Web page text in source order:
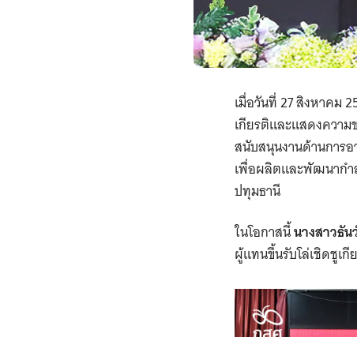
เมื่อวันที่ 27 สิงหาคม
เกียรติและแสดงควา
สนับสนุนงานด้านการ
เพื่อผลิตและพัฒนาก
ปทุมธานี
ในโอกาสนี้นางสาวธั
ผู้แทนขึ้นรับโล่เชิดชูเกี